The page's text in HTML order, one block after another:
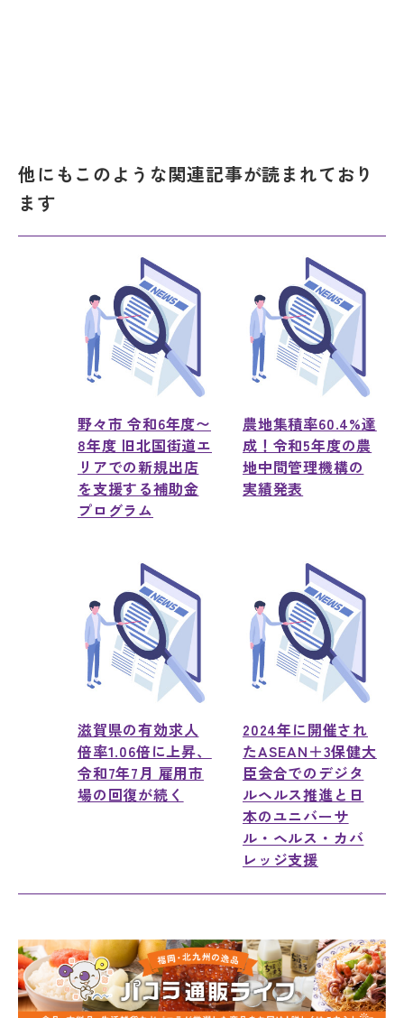
他にもこのような関連記事が読まれており
ます
野々市 令和6年度〜
8年度 旧北国街道エ
リアでの新規出店
を支援する補助金
プログラム
農地集積率60.4%達
成！令和5年度の農
地中間管理機構の
実績発表
滋賀県の有効求人
倍率1.06倍に上昇、
令和7年7月 雇用市
場の回復が続く
2024年に開催され
たASEAN＋3保健大
臣会合でのデジタ
ルヘルス推進と日
本のユニバーサ
ル・ヘルス・カバ
レッジ支援